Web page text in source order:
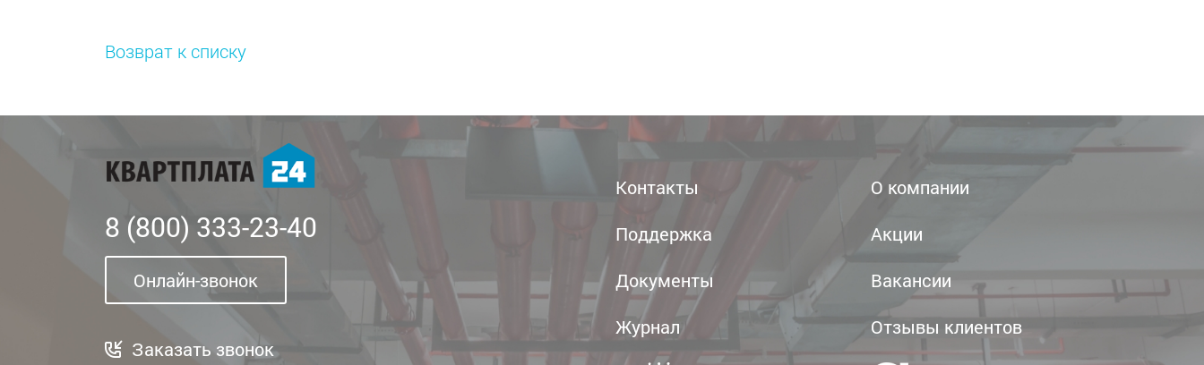
Возврат к списку
8 (800) 333-23-40
Онлайн-звонок
Заказать звонок
Контакты
Поддержка
Документы
Журнал
О компании
Акции
Вакансии
Отзывы клиентов